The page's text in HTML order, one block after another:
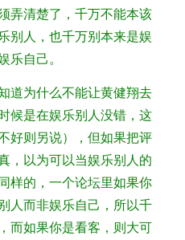
弄清楚了，千万不能本该
别人，也千万别本来是娱
乐自己。
为什么不能让黄健翔去
是在娱乐别人没错，这
好则另说），但如果把评
，以为可以当娱乐别人的
样的，一个论坛里如果你
人而非娱乐自己，所以千
而如果你是看客，则大可